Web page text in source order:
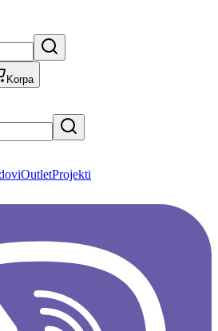
Korpa
OutletProjekti